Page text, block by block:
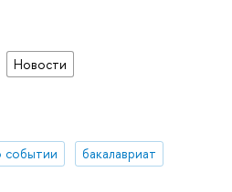
Новости
событии бакалавриат